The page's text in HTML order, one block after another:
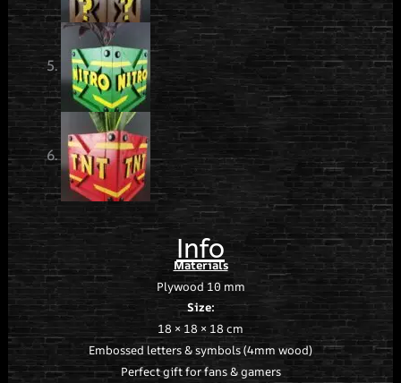
Info
Materials
Plywood 10 mm
Size:
18 × 18 × 18 cm
Embossed letters & symbols (4mm wood)
Perfect gift for fans & gamers